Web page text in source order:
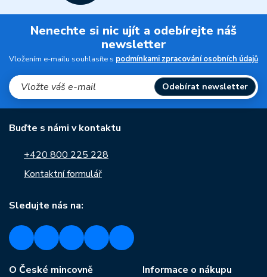
Nenechte si nic ujít a odebírejte náš
newsletter
Vložením e-mailu souhlasíte s podmínkami zpracování osobních údajů
Odebírat newsletter
Buďte s námi v kontaktu
+420 800 225 228
Kontaktní formulář
Sledujte nás na:
O České mincovně Informace o nákupu